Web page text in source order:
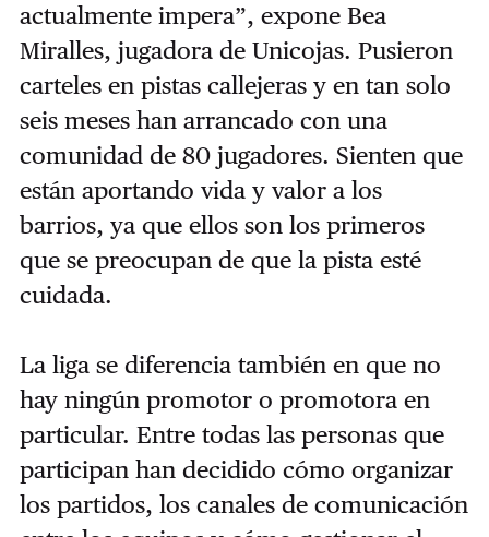
actualmente impera”, expone Bea
Miralles, jugadora de Unicojas. Pusieron
carteles en pistas callejeras y en tan solo
seis meses han arrancado con una
comunidad de 80 jugadores. Sienten que
están aportando vida y valor a los
barrios, ya que ellos son los primeros
que se preocupan de que la pista esté
cuidada.
La liga se diferencia también en que no
hay ningún promotor o promotora en
particular. Entre todas las personas que
participan han decidido cómo organizar
los partidos, los canales de comunicación